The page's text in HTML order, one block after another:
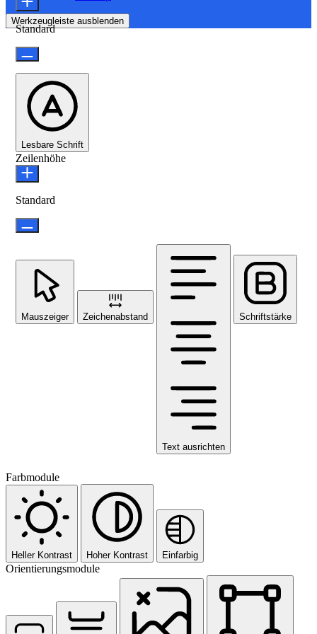
Werkzeugleiste ausblenden
Standard
Lesbare Schrift
Zeilenhöhe
Standard
Mauszeiger Zeichenabstand
Text ausrichten
Schriftstärke
Farbmodule
Heller Kontrast Hoher Kontrast Einfarbig
Orientierungsmodule